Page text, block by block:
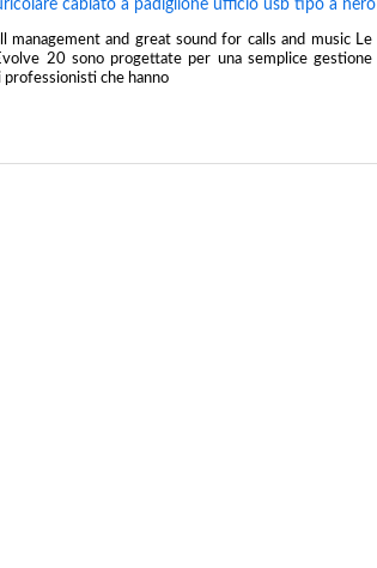
cablato a padiglione ufficio usb tipo a nero
management and great sound for calls and music Le
20 sono progettate per una semplice gestione
professionisti che hanno